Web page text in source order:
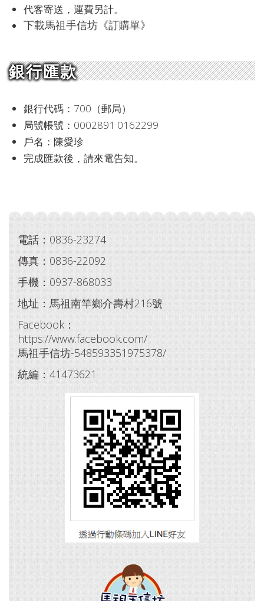
代客寄送，運費另計。
下載馬祖手信坊《訂購單》
銀行匯款
銀行代碼：700（郵局）
局號帳號：0002891 0162299
戶名：陳愛珍
完成匯款後，請來電告知。
電話：0836-23274
傳真：0836-22092
手機：0937-868033
地址：馬祖南竿鄉介壽村216號
Facebook：
https://www.facebook.com/
馬祖手信坊-548593351975378/
統編：41473621